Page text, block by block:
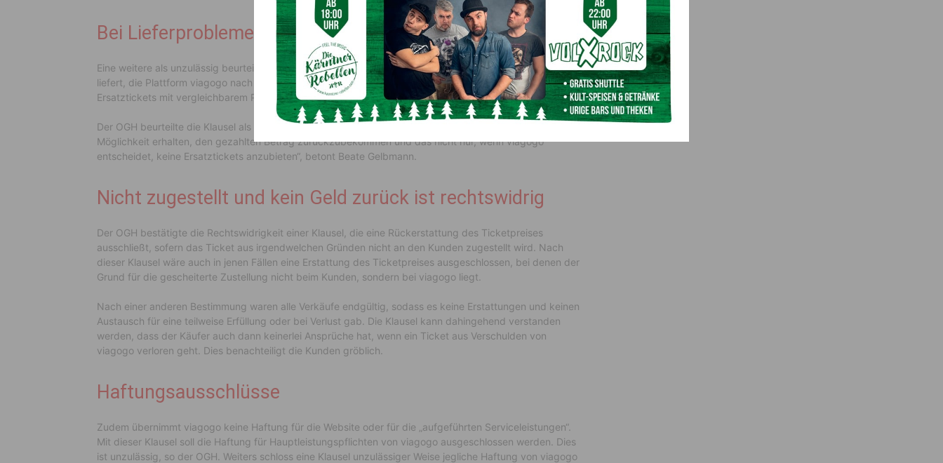
Bei Lieferproblemen andere Tickets
Eine weitere als unzulässig beurteilte Klausel sah vor, dass falls der Verkäufer die gekauften Tickets nicht
liefert, die Plattform viagogo nach eigenem Ermessen entscheiden darf, ob sie dem Verbraucher
Ersatztickets mit vergleichbarem Preis anbietet oder den Ticketpreis zurückzahlt.
Der OGH beurteilte die Klausel als unzulässig. „Kundinnen und Kunden müssen in einem solchen Fall die
Möglichkeit erhalten, den gezahlten Betrag zurückzubekommen und das nicht nur, wenn viagogo
entscheidet, keine Ersatztickets anzubieten“, betont Beate Gelbmann.
Nicht zugestellt und kein Geld zurück ist rechtswidrig
Der OGH bestätigte die Rechtswidrigkeit einer Klausel, die eine Rückerstattung des Ticketpreises
ausschließt, sofern das Ticket aus irgendwelchen Gründen nicht an den Kunden zugestellt wird. Nach
dieser Klausel wäre auch in jenen Fällen eine Erstattung des Ticketpreises ausgeschlossen, bei denen der
Grund für die gescheiterte Zustellung nicht beim Kunden, sondern bei viagogo liegt.
Nach einer anderen Bestimmung waren alle Verkäufe endgültig, sodass es keine Erstattungen und keinen
Austausch für eine teilweise Erfüllung oder bei Verlust gab. Die Klausel kann dahingehend verstanden
werden, dass der Käufer auch dann keinerlei Ansprüche hat, wenn ein Ticket aus Verschulden von
viagogo verloren geht. Dies benachteiligt die Kunden gröblich.
Haftungsausschlüsse
Zudem übernimmt viagogo keine Haftung für die Website oder für die „aufgeführten Serviceleistungen“.
Mit dieser Klausel soll die Haftung für Hauptleistungspflichten von viagogo ausgeschlossen werden. Dies
ist unzulässig, so der OGH. Weiters schloss eine Klausel unzulässiger Weise jegliche Haftung von viagogo